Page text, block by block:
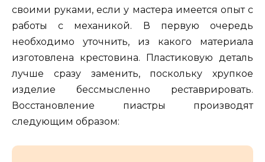
своими руками, если у мастера имеется опыт с
работы с механикой. В первую очередь
необходимо уточнить, из какого материала
изготовлена крестовина. Пластиковую деталь
лучше сразу заменить, поскольку хрупкое
изделие бессмысленно реставрировать.
Восстановление пиастры производят
следующим образом: